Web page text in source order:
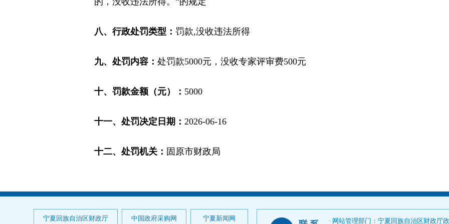
八、行政处罚类型： 罚款,没收违法所得
九、处罚内容： 处罚款5000元，没收专家评审费500元
十、罚款金额（元）： 5000
十一、处罚决定日期： 2026-06-16
十二、处罚机关： 固原市财政局
宁夏回族自治区财政厅 中国政府采购网 宁夏新闻网 · 网站管理部门：宁夏回族自治区财政厅